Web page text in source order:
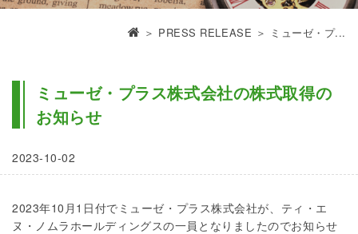
＞ PRESS RELEASE ＞ ミューゼ・プ...
ミューゼ・プラス株式会社の株式取得の
お知らせ
2023-10-02
2023年10月1日付でミューゼ・プラス株式会社が、ティ・エ
ヌ・ノムラホールディングスの一員となりましたのでお知らせ